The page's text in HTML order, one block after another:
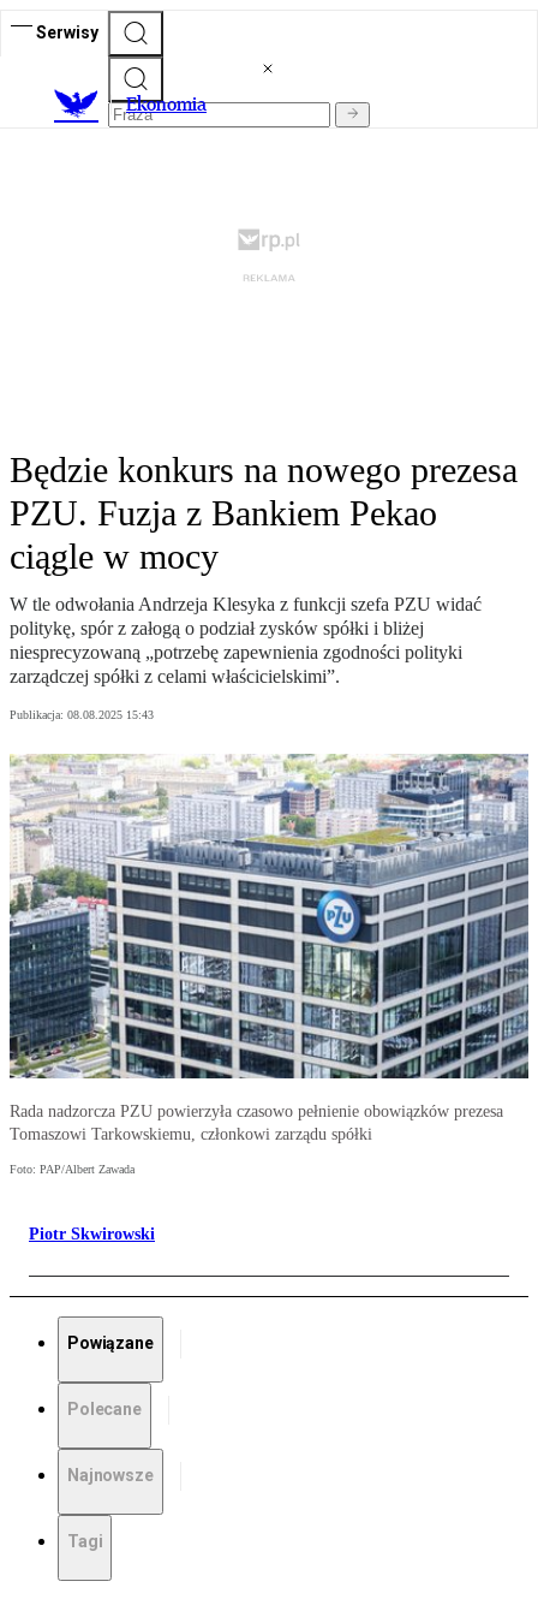
Serwisy
Ekonomia
Będzie konkurs na nowego prezesa
PZU. Fuzja z Bankiem Pekao
ciągle w mocy
W tle odwołania Andrzeja Klesyka z funkcji szefa PZU widać
politykę, spór z załogą o podział zysków spółki i bliżej
niesprecyzowaną „potrzebę zapewnienia zgodności polityki
zarządczej spółki z celami właścicielskimi”.
Publikacja: 08.08.2025 15:43
Rada nadzorcza PZU powierzyła czasowo pełnienie obowiązków prezesa
Tomaszowi Tarkowskiemu, członkowi zarządu spółki
Foto: PAP/Albert Zawada
Piotr Skwirowski
Powiązane
Polecane
Najnowsze
Tagi